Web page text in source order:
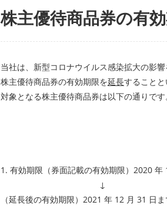
株主優待商品券の有
当社は、新型コロナウイルス感染拡大の影
株主優待商品券の有効期限を延長することと
対象となる株主優待商品券は以下の通りです
1. 有効期限（券面記載の有効期限）2020 年
↓
（延長後の有効期限）2021 年 12 月 31 日ま